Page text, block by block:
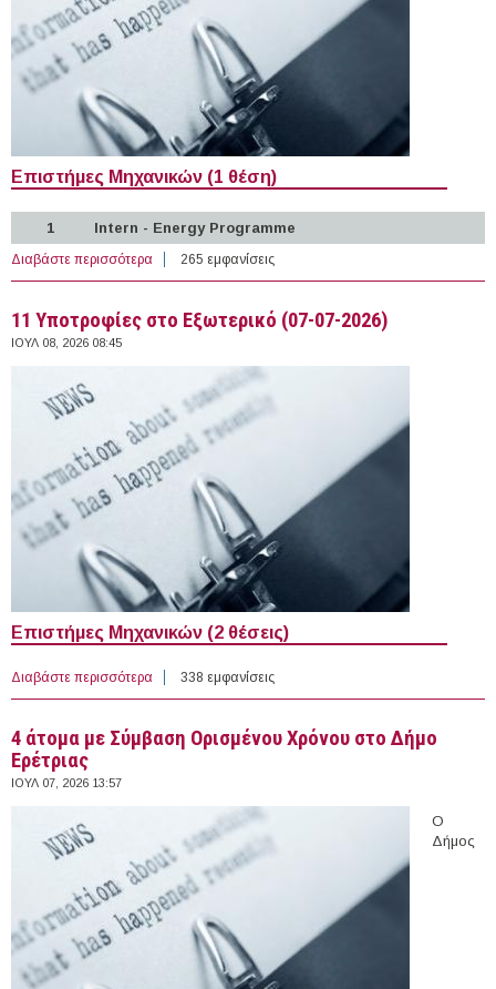
Επιστήμες Μηχανικών (1 θέση)
1 Intern - Energy Programme
Διαβάστε περισσότερα για 5 θέσεις Πρακτικής Άσκησης στο Εξωτερικό (07-07-
2026)
265 εμφανίσεις
11 Υποτροφίες στο Εξωτερικό (07-07-2026)
ΙΟΥΛ 08, 2026 08:45
Επιστήμες Μηχανικών (2 θέσεις)
Διαβάστε περισσότερα για 11 Υποτροφίες στο Εξωτερικό (07-07-2026)
338 εμφανίσεις
4 άτομα με Σύμβαση Ορισμένου Χρόνου στο Δήμο
Ερέτριας
ΙΟΥΛ 07, 2026 13:57
Ο
Δήμος